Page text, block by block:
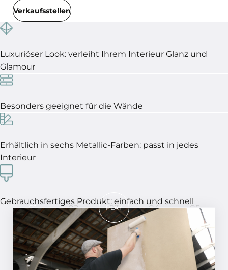
Verkaufsstellen
Luxuriöser Look: verleiht Ihrem Interieur Glanz und
Glamour
Besonders geeignet für die Wände
Erhältlich in sechs Metallic-Farben: passt in jedes
Interieur
Gebrauchsfertiges Produkt: einfach und schnell
PLAY
01 02 03 04 05
In 5 Schritten ein perfektes
Ergebnis!
SCHRITT 01